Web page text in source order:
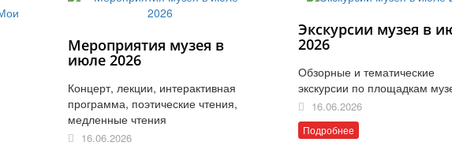
Мероприятия музея в
июле 2026
Концерт, лекции, интерактивная
программа, поэтические чтения,
медленные чтения
16.06.2026
Экскурсии музея в
2026
Обзорные и тематические
экскурсии по площадкам
16.06.2026
Подробнее